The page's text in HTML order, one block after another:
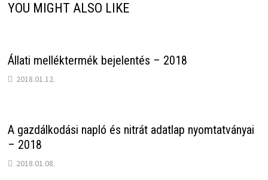
YOU MIGHT ALSO LIKE
Állati melléktermék bejelentés – 2018
2018.01.12.
A gazdálkodási napló és nitrát adatlap nyomtatványai
– 2018
2018.01.08.